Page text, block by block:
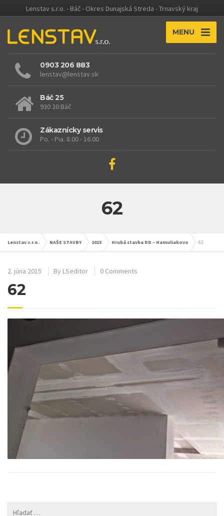
Lenstav s.r.o. - Báč - Okres Dunajská Streda - Trnavský kraj
MENU
0903 206 883
lenstav@lenstav.sk
Báč 25
930 30 Báč
Zákaznícky servis
Po. - Pia. 8.00 - 16.00
62
Lenstav s.r.o. NAŠE STAVBY 2015 Hrubá stavba RD – Hamuliakovo 62
2. júna 2015 By LSeditor 0 Comments
62